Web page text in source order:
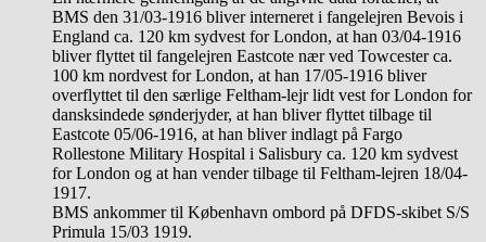
BMS den 31/03-1916 bliver interneret i fangelejren Bevois i
England ca. 120 km sydvest for London, at han 03/04-1916
bliver flyttet til fangelejren Eastcote nær ved Towcester ca.
100 km nordvest for London, at han 17/05-1916 bliver
overflyttet til den særlige Feltham-lejr lidt vest for London for
dansksindede sønderjyder, at han bliver flyttet tilbage til
Eastcote 05/06-1916, at han bliver indlagt på Fargo
Rollestone Military Hospital i Salisbury ca. 120 km sydvest
for London og at han vender tilbage til Feltham-lejren 18/04-
1917.
BMS ankommer til København ombord på DFDS-skibet S/S
Primula 15/03 1919.